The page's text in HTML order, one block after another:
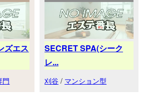
ズエス
門
SECRET SPA(シーク
レ...
刈谷 / マンション型